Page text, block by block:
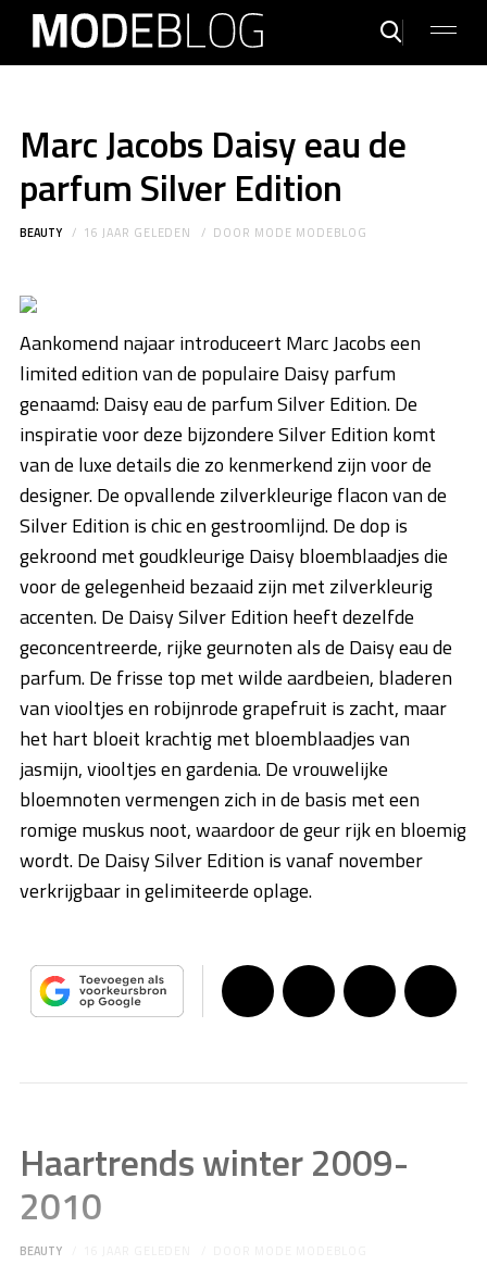
Marc Jacobs Daisy eau de
parfum Silver Edition
BEAUTY 16 JAAR GELEDEN DOOR MODE MODEBLOG
Aankomend najaar introduceert Marc Jacobs een
limited edition van de populaire Daisy parfum
genaamd: Daisy eau de parfum Silver Edition. De
inspiratie voor deze bijzondere Silver Edition komt
van de luxe details die zo kenmerkend zijn voor de
designer.De opvallende zilverkleurige flacon van de
Silver Edition is chic en gestroomlijnd. De dop is
gekroond met goudkleurige Daisy bloemblaadjes die
voor de gelegenheid bezaaid zijn met zilverkleurig
accenten. De Daisy Silver Edition heeft dezelfde
geconcentreerde, rijke geurnoten als de Daisy eau de
parfum. De frisse top met wilde aardbeien, bladeren
van viooltjes en robijnrode grapefruit is zacht, maar
het hart bloeit krachtig met bloemblaadjes van
jasmijn, viooltjes en gardenia. De vrouwelijke
bloemnoten vermengen zich in de basis met een
romige muskus noot, waardoor de geur rijk en bloemig
wordt. De Daisy Silver Edition is vanaf november
verkrijgbaar in gelimiteerde oplage.
Haartrends winter 2009-
2010
BEAUTY